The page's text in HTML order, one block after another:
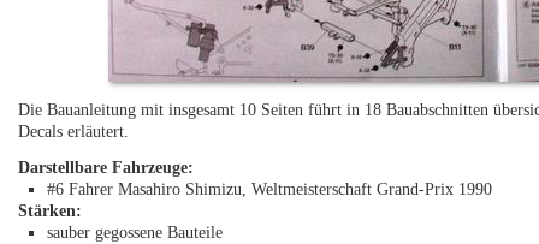
Die Bauanleitung mit insgesamt 10 Seiten führt in 18 Bauabschnitten
Decals erläutert.
Darstellbare Fahrzeuge:
#6 Fahrer Masahiro Shimizu, Weltmeisterschaft Grand-Prix 1990
Stärken:
sauber gegossene Bauteile